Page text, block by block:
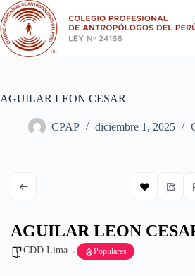
Saltar
al
contenido
AGUILAR LEON CESAR
CPAP diciembre 1, 2025
AGUILAR LEON
CDD Lima Populares